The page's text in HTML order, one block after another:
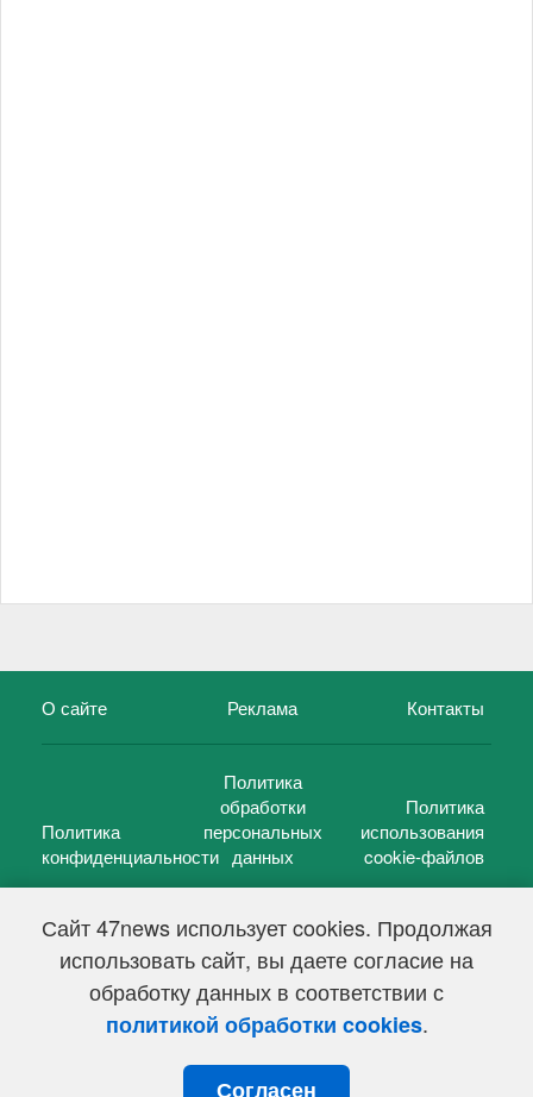
Сайт 47news использует cookies. Продолжая
использовать сайт, вы даете согласие на
обработку данных в соответствии с
политикой обработки cookies.
Согласен
О сайте Реклама Контакты
Политика
конфиденциальности
Политика
обработки
персональных
данных
Политика
использования
cookie-файлов
47 новостей (47 news)2005 — 2026 г.
Свидетельство о регистрации СМИ Эл № ФС 77-39848, выдано
Федеральной службой по надзору в сфере связи,
информационных технологий и массовых коммуникаций